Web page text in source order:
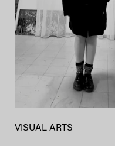
VISUAL ARTS